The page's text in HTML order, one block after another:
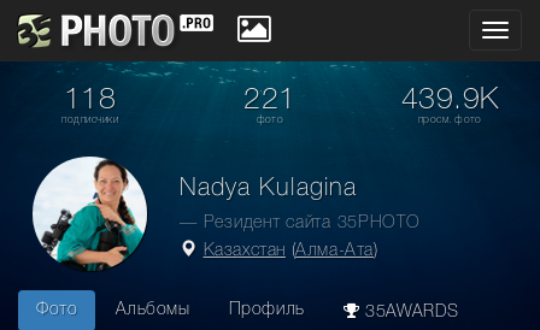
118
подписчики
221
фото
439.9K
просм. фото
Nadya Kulagina
— Резидент сайта 35PHOTO
Казахстан (Алма-Ата)
Фото Альбомы Профиль 35AWARDS